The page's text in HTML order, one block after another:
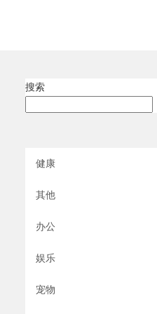
搜索
健康
其他
办公
娱乐
宠物